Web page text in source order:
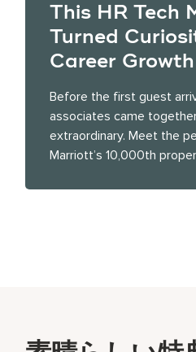
This HR Tech
Turned
Career Growth
Before the first guest
associates came
extraordinary. Meet the
Marriott’s 10,000th